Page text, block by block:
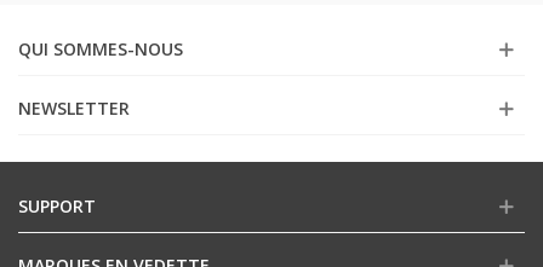
QUI SOMMES-NOUS
NEWSLETTER
SUPPORT